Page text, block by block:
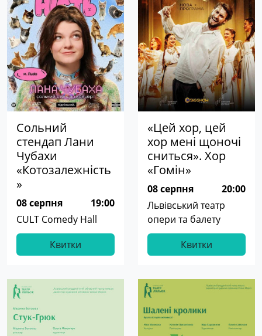
Сольний
стендап Лани
Чубахи
«Котозалежність
»
08 серпня
19:00
CULT Comedy Hall
Квитки
«Цей хор, цей
хор мені щоночі
сниться». Хор
«Гомін»
08 серпня
20:00
Львівський театр
опери та балету
Квитки